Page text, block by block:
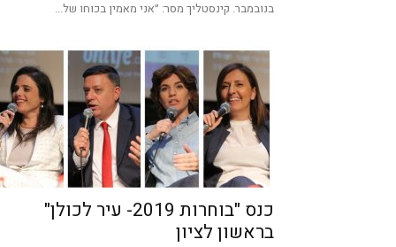
בנובמבר. קינסטליך מסר: ״אני מאמין בכוחו של...
כנס "בוחרות 2019- עיר לכולן"
בראשון לציון